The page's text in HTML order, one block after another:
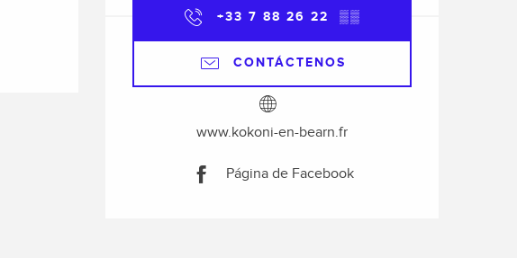
+33 7 88 26 22 ▒▒
CONTÁCTENOS
www.kokoni-en-bearn.fr
Página de Facebook